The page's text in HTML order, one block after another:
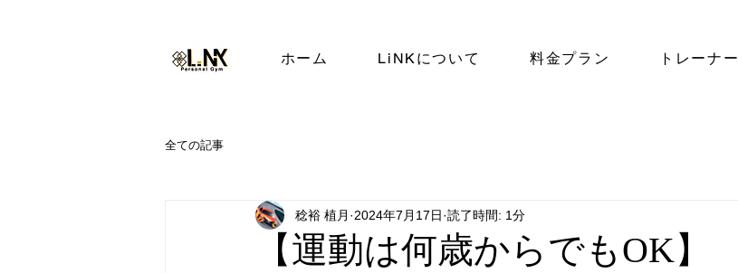
ホーム LiNKについて 料金プラン トレーナー
全ての記事
【運動は何歳からでもOK】
稔裕 植月 2024年7月17日 読了時間: 1分